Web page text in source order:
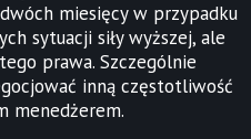
miesięcy w przypadku
sytuacji siły wyższej, ale
prawa. Szczególnie
inną częstotliwość
menedżerem.